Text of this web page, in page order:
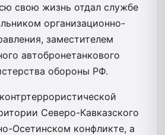
свою жизнь отдал службе
организационно-
заместителем
автобронетанкового
обороны РФ.
Северо-Кавказского
Осетинском конфликте, а